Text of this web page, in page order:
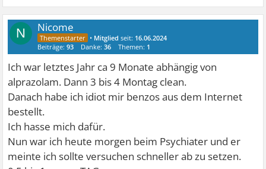
N Nicome
• Mitglied seit: 16.06.2024
Beiträge:93 Danke:36 Themen: 1
Ich war letztes Jahr ca 9 Monate abhängig von
alprazolam. Dann 3 bis 4 Montag clean.
Danach habe ich idiot mir benzos aus dem Internet
bestellt.
Ich hasse mich dafür.
Nun war ich heute morgen beim Psychiater und er
meinte ich sollte versuchen schneller ab zu setzen.